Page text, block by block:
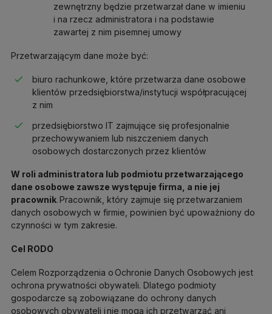
zewnętrzny będzie przetwarzał dane w imieniu
i na rzecz administratora i na podstawie
zawartej z nim pisemnej umowy
Przetwarzającym dane może być:
biuro rachunkowe, które przetwarza dane osobowe
klientów przedsiębiorstwa/instytucji współpracującej
z nim
przedsiębiorstwo IT zajmujące się profesjonalnie
przechowywaniem lub niszczeniem danych
osobowych dostarczonych przez klientów
W roli administratora lub podmiotu przetwarzającego
dane osobowe zawsze występuje firma, a nie jej
pracownik. Pracownik, który zajmuje się przetwarzaniem
danych osobowych w firmie, powinien być upoważniony do
czynności w tym zakresie.
Cel RODO
Celem Rozporządzenia o Ochronie Danych Osobowych jest
ochrona prywatności obywateli. Dlatego podmioty
gospodarcze są zobowiązane do ochrony danych
osobowych obywateli i nie mogą ich przetwarzać ani